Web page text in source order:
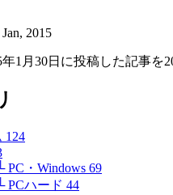
2015
1月30日に投稿した記事を
124
└ PC・Windows 69
└ PCハード 44